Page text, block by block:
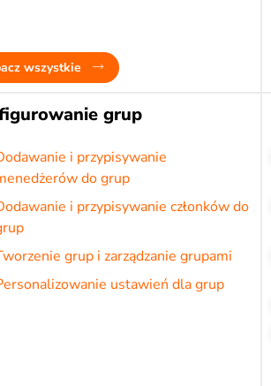
wszystkie
grup
i przypisywanie
do grup
i przypisywanie członków do
grup i zarządzanie grupami
ustawień dla grup